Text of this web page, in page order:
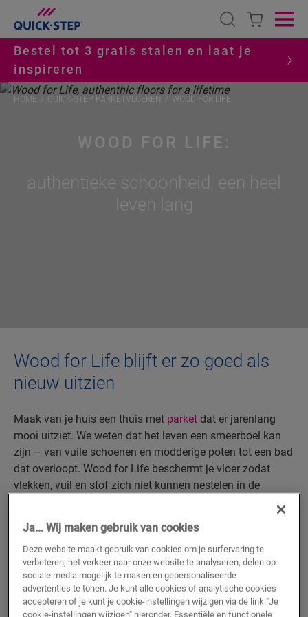
Open search
Bestel tot 3 gratis stalen en laat je
inspireren
WOOD FOR LIFE:
authentieke schoonheid, een heel
leven lang
HOME QUICK-STEP PARKETVLOEREN WOOD FOR LIFE
Wood for Life blijft er zo goed als
nieuw uitzien
Maak van je huis een thuis met parket dat er jarenlang
mooi uitziet. We weten dat het leven een smeerboel kan
zijn – van vuile schoenen en modderige poten tot een bad
dat overloopt. Wood for Life beschermt je vloer zodat
vlekken, vuil en stof zich niet kunnen nestelen in de
extreem bestand is tegen krassen, schokken en dagelijkse
slijtage.
ONTDEK ALLE VLOEREN MET WOOD FOR
LIFE
Ja... Wij maken gebruik van cookies
Deze website maakt gebruik van cookies om je surfervaring te
verbeteren, het verkeer naar onze website te analyseren, delen op
sociale media mogelijk te maken en gepersonaliseerde
advertenties te tonen. Je kunt alle cookies of analytische cookies
accepteren of je kunt je cookie-instellingen wijzigen via de link "Je
cookie-instellingen wijzigen" hieronder. Essentiële en functionele